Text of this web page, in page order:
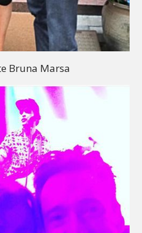
Bruna Marsa